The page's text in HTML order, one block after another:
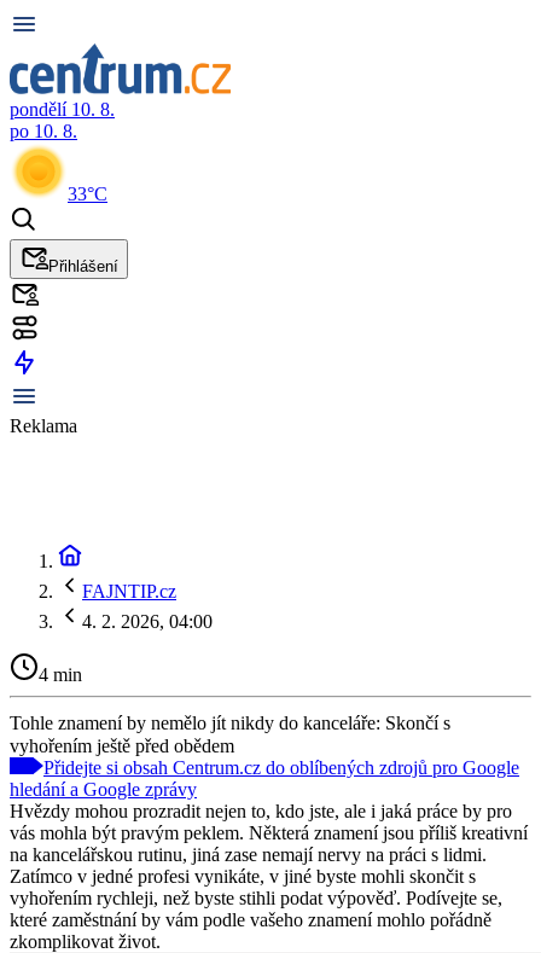
pondělí 10. 8.
po 10. 8.
33°C
Přihlášení
Reklama
FAJNTIP.cz
4. 2. 2026, 04:00
4 min
Tohle znamení by nemělo jít nikdy do kanceláře: Skončí s
vyhořením ještě před obědem
Přidejte si obsah Centrum.cz do oblíbených zdrojů pro Google
hledání a Google zprávy
Hvězdy mohou prozradit nejen to, kdo jste, ale i jaká práce by pro
vás mohla být pravým peklem. Některá znamení jsou příliš kreativní
na kancelářskou rutinu, jiná zase nemají nervy na práci s lidmi.
Zatímco v jedné profesi vynikáte, v jiné byste mohli skončit s
vyhořením rychleji, než byste stihli podat výpověď. Podívejte se,
které zaměstnání by vám podle vašeho znamení mohlo pořádně
zkomplikovat život.